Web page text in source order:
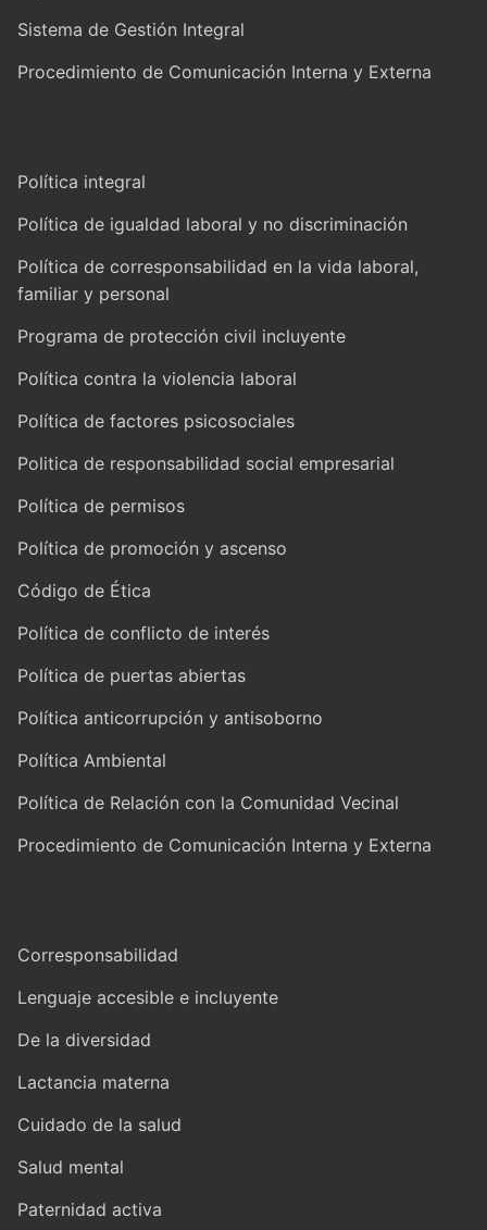
Sistema de Gestión Integral
Procedimiento de Comunicación Interna y Externa
Política integral
Política de igualdad laboral y no discriminación
Política de corresponsabilidad en la vida laboral,
familiar y personal
Programa de protección civil incluyente
Política contra la violencia laboral
Política de factores psicosociales
Politica de responsabilidad social empresarial
Política de permisos
Política de promoción y ascenso
Código de Ética
Política de conflicto de interés
Política de puertas abiertas
Política anticorrupción y antisoborno
Política Ambiental
Política de Relación con la Comunidad Vecinal
Procedimiento de Comunicación Interna y Externa
Corresponsabilidad
Lenguaje accesible e incluyente
De la diversidad
Lactancia materna
Cuidado de la salud
Salud mental
Paternidad activa